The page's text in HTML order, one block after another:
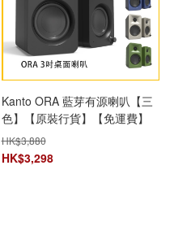
Kanto ORA 藍芽有源喇叭【三
色】【原裝行貨】【免運費】
【+贈送1件JBL Go 3迷你防水
藍牙喇叭 (顏色隨機派送)】**限
時購**
HK$3,880
HK$3,298